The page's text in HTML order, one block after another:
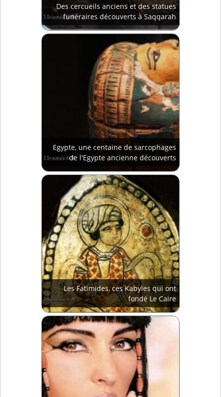
Des cercueils anciens et des statues
funéraires découverts à Saqqarah
Egypte, une centaine de sarcophages
de l'Egypte ancienne découverts
Les Fatimides, ces Kabyles qui ont
fondé Le Caire